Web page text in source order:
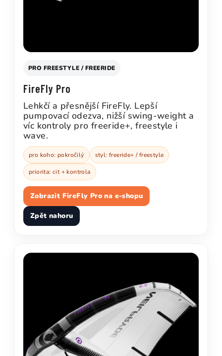
PRO FREESTYLE / FREERIDE
FireFly Pro
Lehkčí a přesnější FireFly. Lepší
pumpovací odezva, nižší swing-weight a
víc kontroly pro freeride+, freestyle i
wave.
pro koho: pokročilý styl: freeride+ / freestyle
priorita: cit + kontrola
Zobrazit FireFly Pro na e-shopu
Zpět nahoru